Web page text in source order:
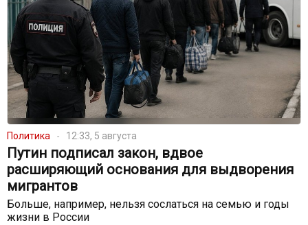
Политика 12:33, 5 августа
Путин подписал закон, вдвое
расширяющий основания для выдворения
мигрантов
Больше, например, нельзя сослаться на семью и годы
жизни в России